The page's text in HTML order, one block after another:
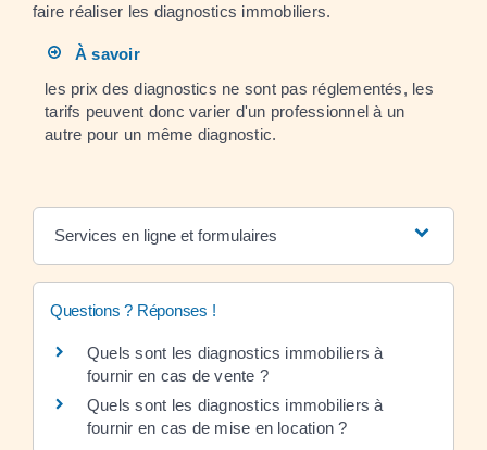
faire réaliser les diagnostics immobiliers.
À savoir
les prix des diagnostics ne sont pas réglementés, les
tarifs peuvent donc varier d'un professionnel à un
autre pour un même diagnostic.
Services en ligne et formulaires
Questions ? Réponses !
Quels sont les diagnostics immobiliers à
fournir en cas de vente ?
Quels sont les diagnostics immobiliers à
fournir en cas de mise en location ?